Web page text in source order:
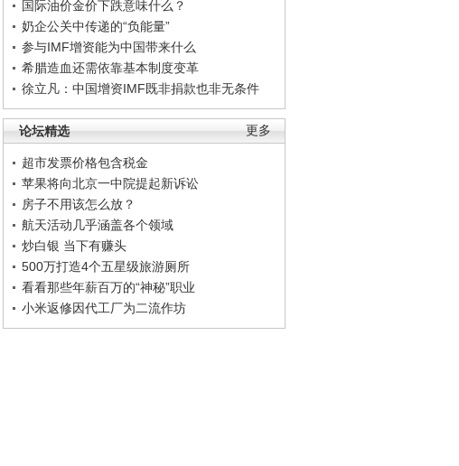
国际油价金价下跌意味什么？
奶企公关中传递的“负能量”
参与IMF增资能为中国带来什么
希腊造血还需依靠基本制度变革
徐立凡：中国增资IMF既非捐款也非无条件
更多
论坛精选
超市发票价格包含税金
苹果将向北京一中院提起新诉讼
房子不用该怎么放？
航天活动几乎涵盖各个领域
炒白银 当下有赚头
500万打造4个五星级旅游厕所
看看那些年薪百万的“神秘”职业
小米返修因代工厂为二流作坊